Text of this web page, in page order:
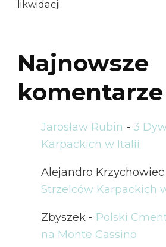
likwidacji
Najnowsze
komentarze
Jarosław Rubin - 3
Karpackich w Italii
Alejandro Krzychowiec
Strzelców Karpackich
Zbyszek - Polski
na Monte Cassino